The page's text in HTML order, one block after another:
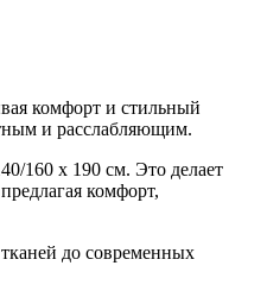
комфорт и стильный
и расслабляющим.
160 x 190 см. Это делает
комфорт,
до современных